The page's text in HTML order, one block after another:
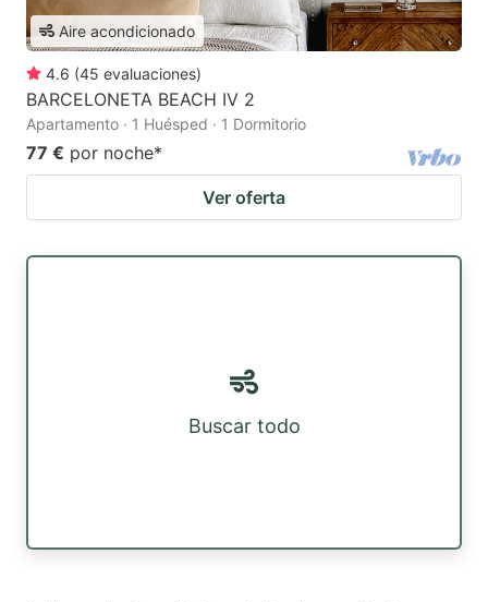
Aire acondicionado
4.6 (45 evaluaciones)
BARCELONETA BEACH IV 2
Apartamento · 1 Huésped · 1 Dormitorio
77 € por noche*
Ver oferta
Buscar todo